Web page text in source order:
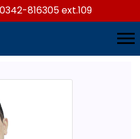
816305 ext.109